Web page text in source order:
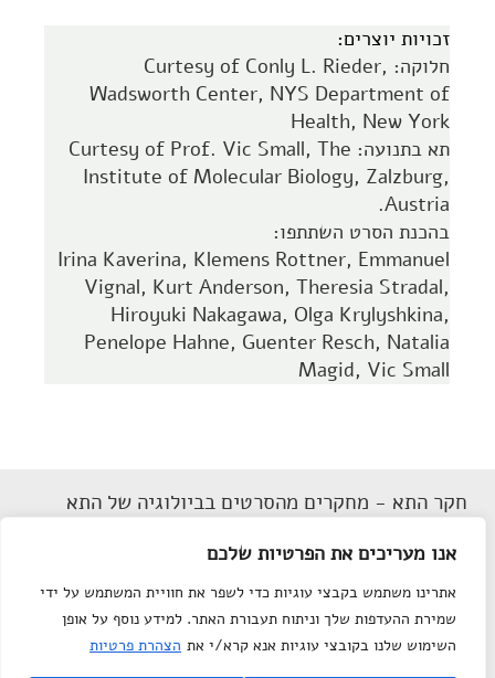
אנו מעריכים את הפרטיות שלכם
אתרינו משתמש בקבצי עוגיות כדי לשפר את חוויית המשתמש על ידי
שמירת ההעדפות שלך וניתוח תעבורת האתר. למידע נוסף על אופן
השימוש שלנו בקובצי עוגיות אנא קרא/י את הצהרת פרטיות
זכויות יוצרים:
חלוקה: Curtesy of Conly L. Rieder,
Wadsworth Center, NYS Department of
Health, New York
תא בתנועה: Curtesy of Prof. Vic Small, The
Institute of Molecular Biology, Zalzburg,
Austria.
בהכנת הסרט השתתפו:
Irina Kaverina, Klemens Rottner, Emmanuel
Vignal, Kurt Anderson, Theresia Stradal,
Hiroyuki Nakagawa, Olga Krylyshkina,
Penelope Hahne, Guenter Resch, Natalia
Magid, Vic Small
חקר התא - מחקרים מהסרטים בביולוגיה של התא
תנאי שימוש
מפת אתר
צור קשר